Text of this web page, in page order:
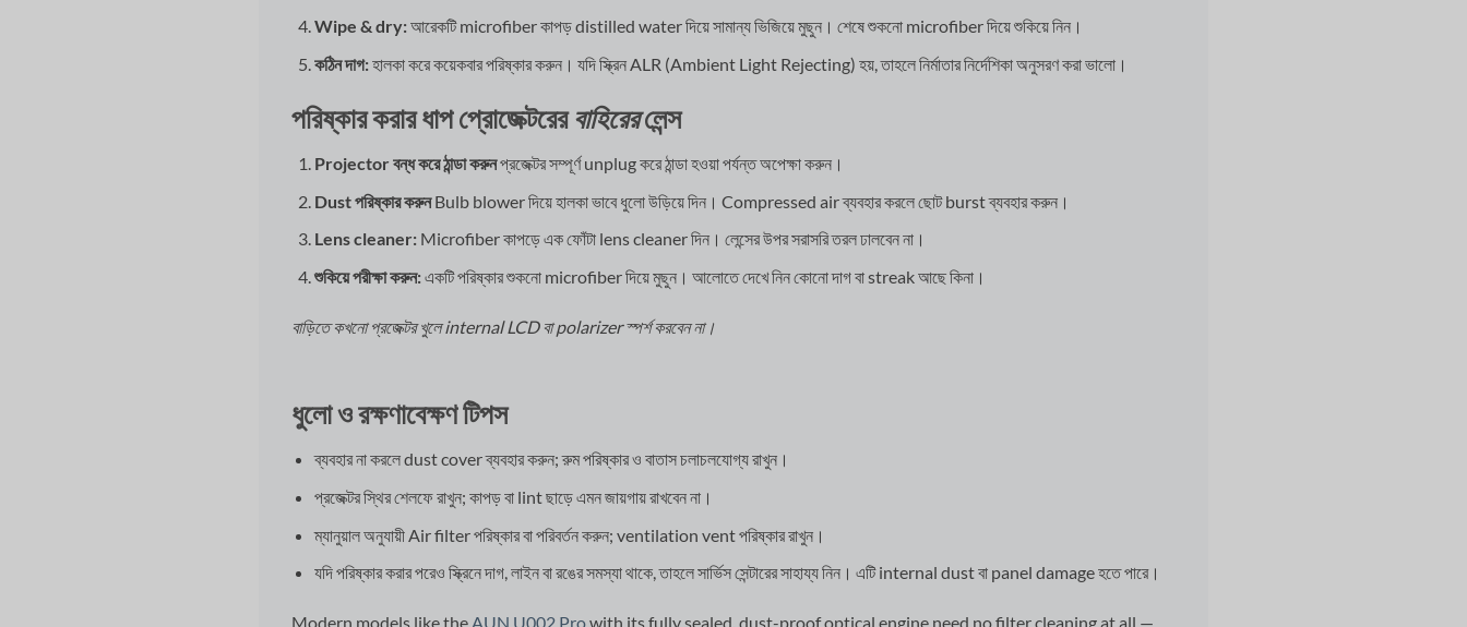
Wipe & dry:আরেকটি microfiber কাপড় distilled water দিয়ে সামান্য ভিজিয়ে মুছুন। শেষে শুকনো microfiber দিয়ে শুকিয়ে নিন।
কঠিন দাগ:হালকা করে কয়েকবার পরিষ্কার করুন। যদি স্ক্রিন ALR (Ambient Light Rejecting) হয়, তাহলে নির্মাতার নির্দেশিকা অনুসরণ করা ভালো।
পরিষ্কার করার ধাপ প্রোজেক্টরেরবাহিরেরলেন্স
Projector বন্ধ করে ঠান্ডা করুনপ্রজেক্টর সম্পূর্ণ unplug করে ঠান্ডা হওয়া পর্যন্ত অপেক্ষা করুন।
Dust পরিষ্কার করুনBulb blower দিয়ে হালকা ভাবে ধুলো উড়িয়ে দিন। Compressed air ব্যবহার করলে ছোট burst ব্যবহার করুন।
Lens cleaner:Microfiber কাপড়ে এক ফোঁটা lens cleaner দিন। লেন্সের উপর সরাসরি তরল ঢালবেন না।
শুকিয়ে পরীক্ষা করুন:একটি পরিষ্কার শুকনো microfiber দিয়ে মুছুন। আলোতে দেখে নিন কোনো দাগ বা streak আছে কিনা।
বাড়িতে কখনো প্রজেক্টর খুলে internal LCD বা polarizer স্পর্শ করবেন না।
ধুলো ও রক্ষণাবেক্ষণ টিপস
ব্যবহার না করলে dust cover ব্যবহার করুন; রুম পরিষ্কার ও বাতাস চলাচলযোগ্য রাখুন।
প্রজেক্টর স্থির শেলফে রাখুন; কাপড় বা lint ছাড়ে এমন জায়গায় রাখবেন না।
ম্যানুয়াল অনুযায়ী Air filter পরিষ্কার বা পরিবর্তন করুন; ventilation vent পরিষ্কার রাখুন।
যদি পরিষ্কার করার পরেও স্ক্রিনে দাগ, লাইন বা রঙের সমস্যা থাকে, তাহলে সার্ভিস সেন্টারের সাহায্য নিন। এটি internal dust বা panel damage হতে পারে।
Modern models like theAUN U002 Prowith its fully sealed, dust-proof optical engine need no filter cleaning at all —